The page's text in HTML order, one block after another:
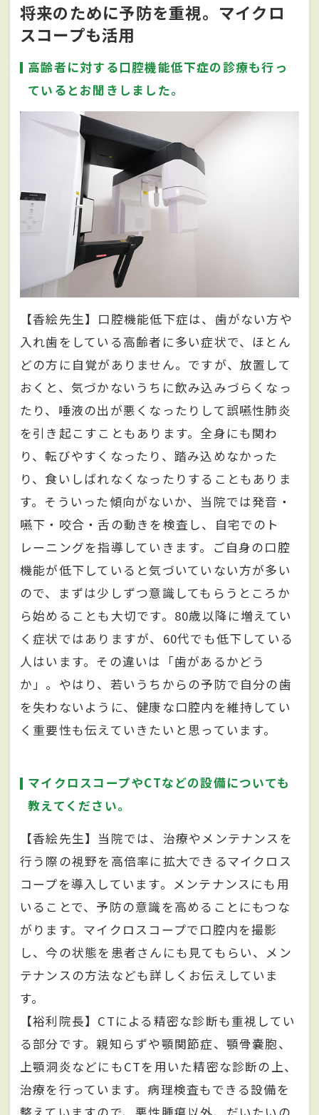
将来のために予防を重視。マイクロ
スコープも活用
高齢者に対する口腔機能低下症の診療も行っ
ているとお聞きしました。
【香絵先生】口腔機能低下症は、歯がない方や
入れ歯をしている高齢者に多い症状で、ほとん
どの方に自覚がありません。ですが、放置して
おくと、気づかないうちに飲み込みづらくなっ
たり、唾液の出が悪くなったりして誤嚥性肺炎
を引き起こすこともあります。全身にも関わ
り、転びやすくなったり、踏み込めなかった
り、食いしばれなくなったりすることもありま
す。そういった傾向がないか、当院では発音・
嚥下・咬合・舌の動きを検査し、自宅でのト
レーニングを指導していきます。ご自身の口腔
機能が低下していると気づいていない方が多い
ので、まずは少しずつ意識してもらうところか
ら始めることも大切です。80歳以降に増えてい
く症状ではありますが、60代でも低下している
人はいます。その違いは「歯があるかどう
か」。やはり、若いうちからの予防で自分の歯
を失わないように、健康な口腔内を維持してい
く重要性も伝えていきたいと思っています。
マイクロスコープやCTなどの設備についても
教えてください。
【香絵先生】当院では、治療やメンテナンスを
行う際の視野を高倍率に拡大できるマイクロス
コープを導入しています。メンテナンスにも用
いることで、予防の意識を高めることにもつな
がります。マイクロスコープで口腔内を撮影
し、今の状態を患者さんにも見てもらい、メン
テナンスの方法なども詳しくお伝えしていま
す。
【裕利院長】CTによる精密な診断も重視してい
る部分です。親知らずや顎関節症、顎骨嚢胞、
上顎洞炎などにもCTを用いた精密な診断の上、
治療を行っています。病理検査もできる設備を